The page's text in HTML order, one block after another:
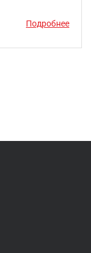
Подробнее